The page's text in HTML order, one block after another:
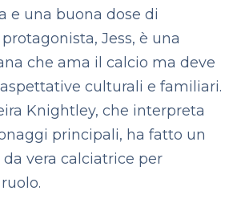
e una buona dose di
Jess, è una
che ama il calcio ma deve
culturali e familiari.
Knightley, che interpreta
principali, ha fatto un
vera calciatrice per